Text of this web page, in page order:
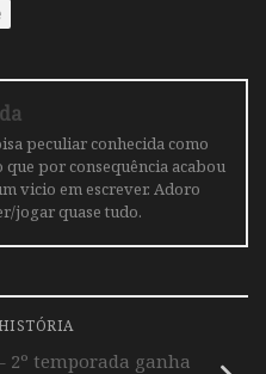
peculiar conhecida como
que por consequência acabou
vicio em escrever. Adoro
jogar quase tudo.
2º temporada ganha